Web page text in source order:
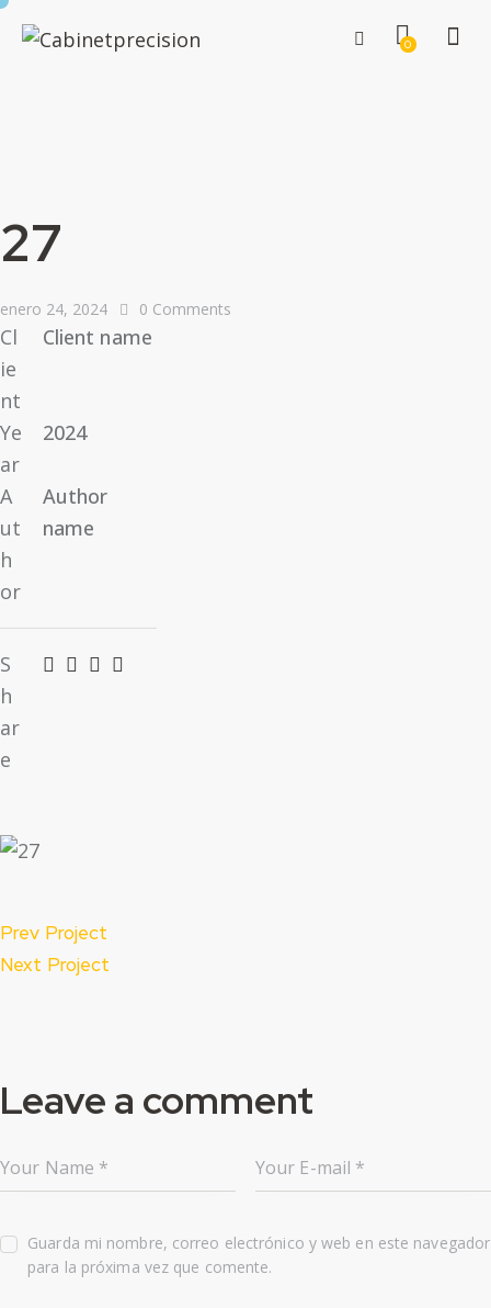
0
27
enero 24, 2024 0 Comments
Cl
ie
nt
Client name
Ye
ar
2024
A
ut
h
or
Author
name
S
h
ar
e
Prev Project
Next Project
Leave a comment
Guarda mi nombre, correo electrónico y web en este navegador
para la próxima vez que comente.